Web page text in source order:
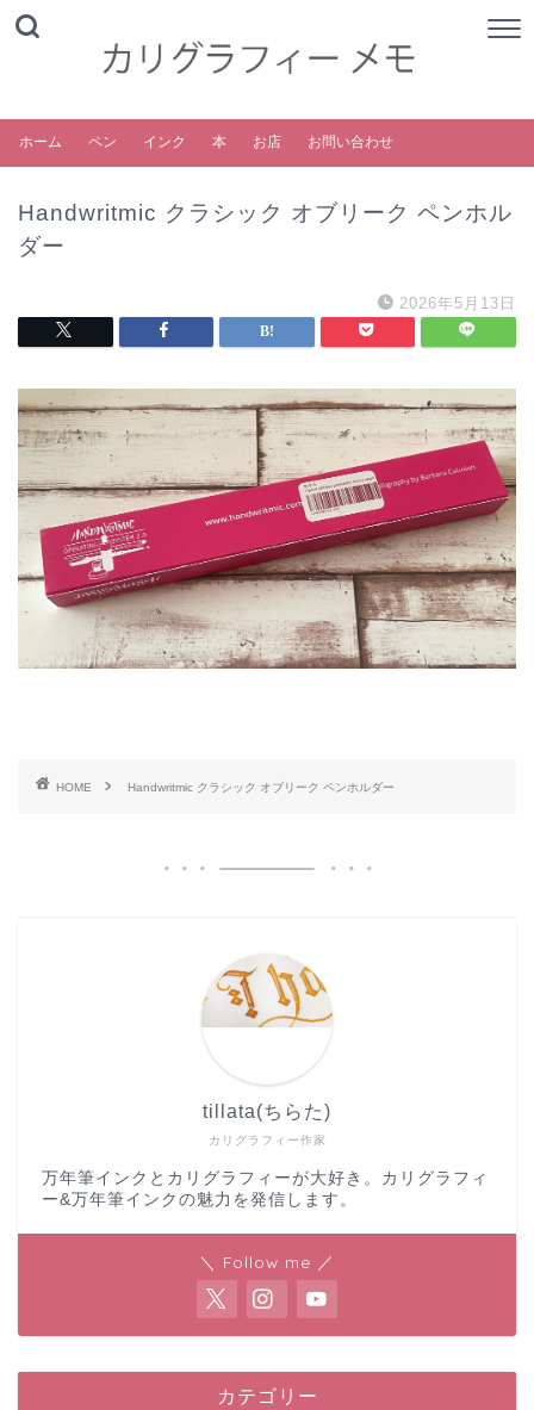
ホーム ペン インク 本 お店 お問い合わせ
Handwritmic クラシック オブリーク ペンホル
ダー
2026年5月13日
HOME Handwritmic クラシック オブリーク ペンホルダー
カリグラフィー作家
tillata(ちらた)
万年筆インクとカリグラフィーが大好き。カリグラフィ
ー&万年筆インクの魅力を発信します。
＼ Follow me ／
カテゴリー